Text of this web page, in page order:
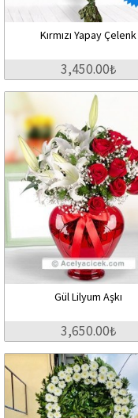
Kırmızı Yapay Çelenk
3,450.00₺
Gül Lilyum Aşkı
3,650.00₺